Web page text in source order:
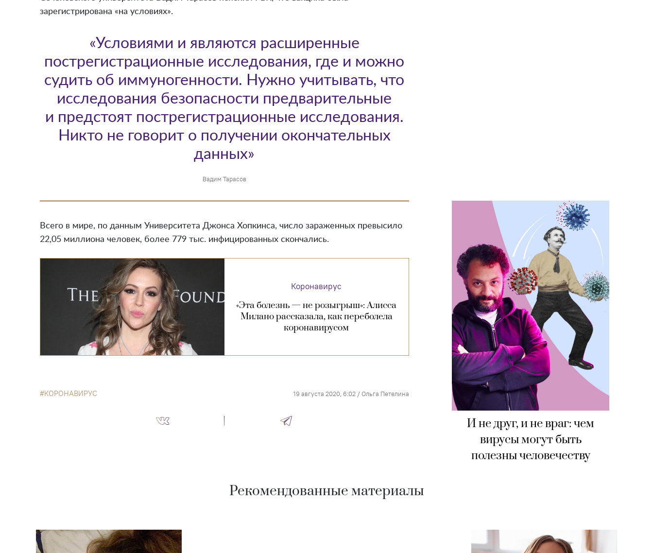
И не друг, и не враг: чем
вирусы могут быть
полезны человечеству
зарегистрирована «на условиях».
Вадим Тарасов
«Условиями и являются расширенные
пострегистрационные исследования, где и можно
судить об иммуногенности. Нужно учитывать, что
исследования безопасности предварительные
и предстоят пострегистрационные исследования.
Никто не говорит о получении окончательных
данных»
Всего в мире, по данным Университета Джонса Хопкинса, число зараженных превысило
22,05 миллиона человек, более 779 тыс. инфицированных скончались.
Коронавирус
«Эта болезнь — не розыгрыш»: Алисса
Милано рассказала, как переболела
коронавирусом
КОРОНАВИРУС 19 августа 2020, 6:02 / Ольга Петелина
Рекомендованные материалы